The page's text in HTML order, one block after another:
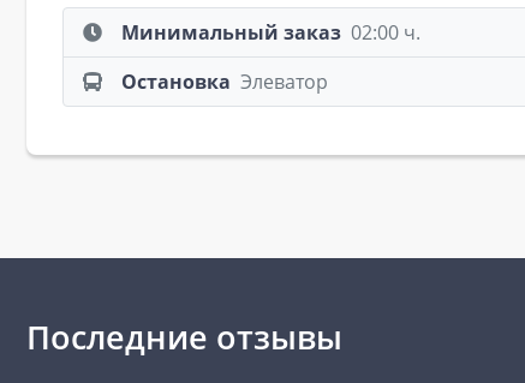
Минимальный заказ 02:00 ч.
Остановка Элеватор
Последние отзывы